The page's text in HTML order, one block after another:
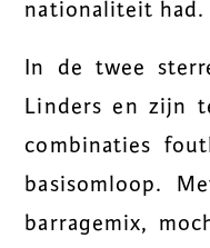
nationaliteit had.
In de twee
Linders en zijn
combinaties
basisomloop.
barragemix,